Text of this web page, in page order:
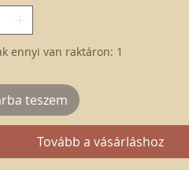
ennyi van raktáron: 1
teszem
Tovább a vásárláshoz